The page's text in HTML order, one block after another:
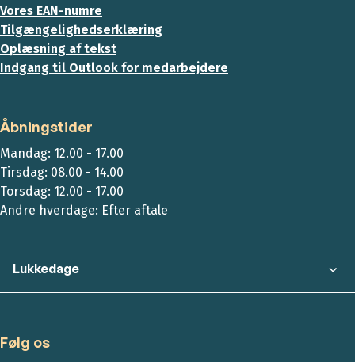
Vores EAN-numre
Tilgængelighedserklæring
Oplæsning af tekst
Indgang til Outlook for medarbejdere
Åbningstider
Mandag: 12.00 - 17.00
Tirsdag: 08.00 - 14.00
Torsdag: 12.00 - 17.00
Andre hverdage: Efter aftale
Lukkedage
Følg os